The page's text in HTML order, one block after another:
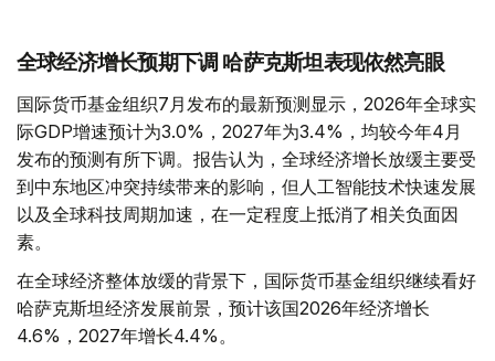
全球经济增长预期下调 哈萨克斯坦表现依然亮眼
国际货币基金组织7月发布的最新预测显示，2026年全球实
际GDP增速预计为3.0%，2027年为3.4%，均较今年4月
发布的预测有所下调。报告认为，全球经济增长放缓主要受
到中东地区冲突持续带来的影响，但人工智能技术快速发展
以及全球科技周期加速，在一定程度上抵消了相关负面因
素。
在全球经济整体放缓的背景下，国际货币基金组织继续看好
哈萨克斯坦经济发展前景，预计该国2026年经济增长
4.6%，2027年增长4.4%。